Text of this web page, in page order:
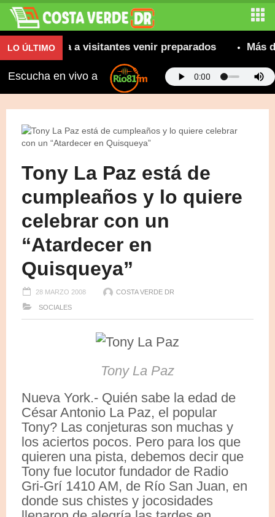
LO ÚLTIMO a visitantes venir preparados Más
Escucha en vivo a
Tony La Paz está de
cumpleaños y lo quiere
celebrar con un
“Atardecer en
Quisqueya”
28 MARZO 2008 COSTA VERDE DR
SOCIALES
Tony La Paz
Nueva York.- Quién sabe la edad de
César Antonio La Paz, el popular
Tony? Las conjeturas son muchas y
los aciertos pocos. Pero para los que
quieren una pista, debemos decir que
Tony fue locutor fundador de Radio
Gri-Grí 1410 AM, de Río San Juan, en
donde sus chistes y jocosidades